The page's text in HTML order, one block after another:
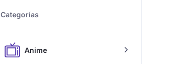
Categorías
Anime